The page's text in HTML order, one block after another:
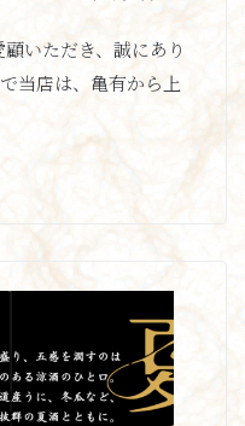
いただき、誠にあり
当店は、亀有から上